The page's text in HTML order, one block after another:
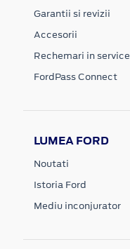
Garantii si revizii
Accesorii
Rechemari in service
FordPass Connect
LUMEA FORD
Noutati
Istoria Ford
Mediu inconjurator